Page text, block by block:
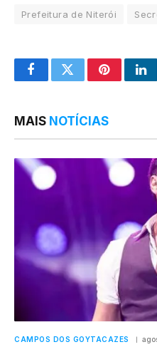
Prefeitura de Niterói
FacebookTwitterPinterest
MAIS NOTÍCIAS
CAMPOS DOS GOYTACAZES